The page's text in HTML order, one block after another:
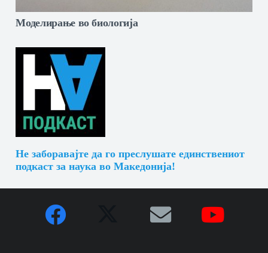
Моделирање во биологија
Не заборавајте да го преслушате единствениот
подкаст за наука во Македонија!